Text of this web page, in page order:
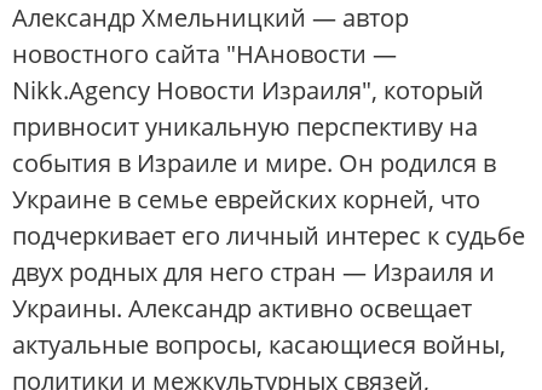
Александр Хмельницкий — автор
новостного сайта "НАновости —
Nikk.Agency Новости Израиля", который
привносит уникальную перспективу на
события в Израиле и мире. Он родился в
Украине в семье еврейских корней, что
подчеркивает его личный интерес к судьбе
двух родных для него стран — Израиля и
Украины. Александр активно освещает
актуальные вопросы, касающиеся войны,
политики и межкультурных связей,